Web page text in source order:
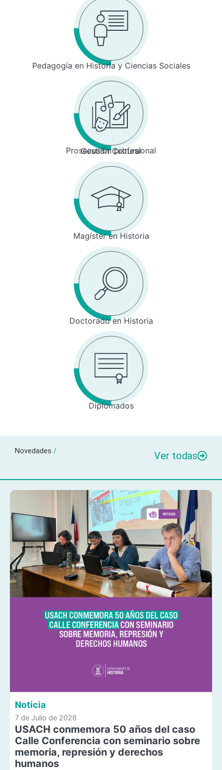
Pedagogía en Historia y Ciencias Sociales
Prosecusión profesional
Gestión Cultural
Magíster en Historia
Doctorado en Historia
Diplomados
Novedades / Ver todas
Noticia
7 de Julio de 2026
USACH conmemora 50 años del caso
Calle Conferencia con seminario sobre
memoria, represión y derechos
humanos